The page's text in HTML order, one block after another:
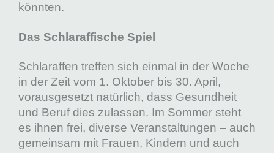
könnten.
Das Schlaraffische Spiel
Schlaraffen treffen sich einmal in der Woche
in der Zeit vom 1. Oktober bis 30. April,
vorausgesetzt natürlich, dass Gesundheit
und Beruf dies zulassen. Im Sommer steht
es ihnen frei, diverse Veranstaltungen – auch
gemeinsam mit Frauen, Kindern und auch